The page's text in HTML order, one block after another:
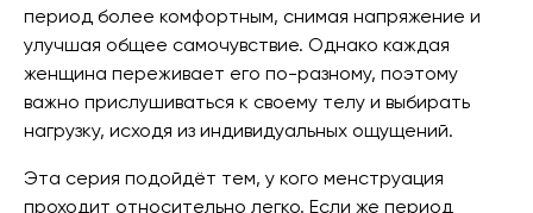
период более комфортным, снимая напряжение и
улучшая общее самочувствие. Однако каждая
женщина переживает его по-разному, поэтому
важно прислушиваться к своему телу и выбирать
нагрузку, исходя из индивидуальных ощущений.
Эта серия подойдёт тем, у кого менструация
проходит относительно легко. Если же период